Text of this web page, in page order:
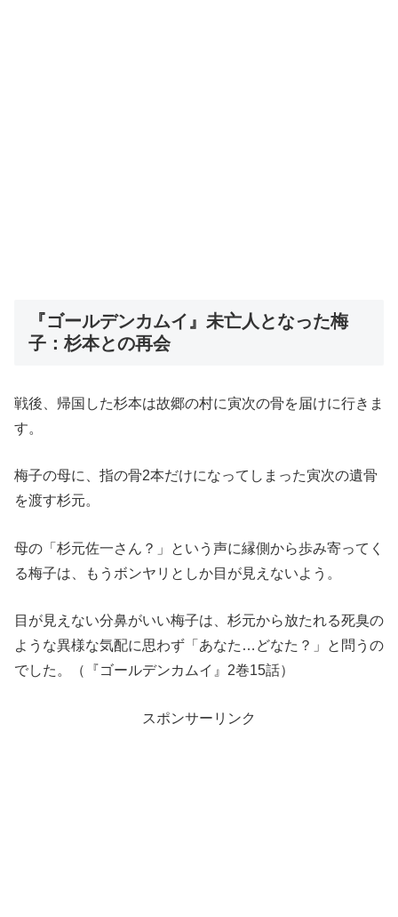
『ゴールデンカムイ』未亡人となった梅
子：杉本との再会
戦後、帰国した杉本は故郷の村に寅次の骨を届けに行きま
す。
梅子の母に、指の骨2本だけになってしまった寅次の遺骨
を渡す杉元。
母の「杉元佐一さん？」という声に縁側から歩み寄ってく
る梅子は、もうボンヤリとしか目が見えないよう。
目が見えない分鼻がいい梅子は、杉元から放たれる死臭の
ような異様な気配に思わず「あなた…どなた？」と問うの
でした。（『ゴールデンカムイ』2巻15話）
スポンサーリンク